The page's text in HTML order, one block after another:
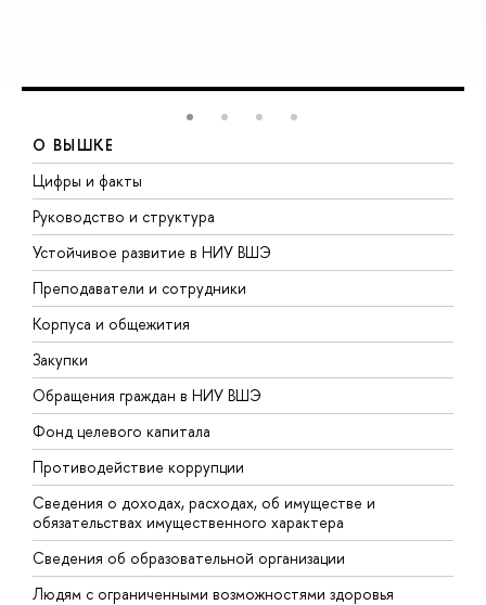
О ВЫШКЕ
Цифры и факты
Руководство и структура
Устойчивое развитие в НИУ ВШЭ
Преподаватели и сотрудники
Корпуса и общежития
Закупки
Обращения граждан в НИУ ВШЭ
Фонд целевого капитала
Противодействие коррупции
Сведения о доходах, расходах, об имуществе и
обязательствах имущественного характера
Сведения об образовательной организации
Людям с ограниченными возможностями здоровья